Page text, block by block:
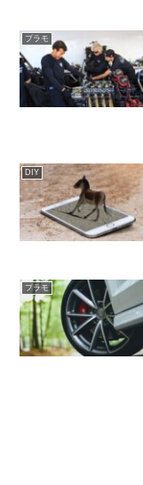
プラモ
DIY
プラモ